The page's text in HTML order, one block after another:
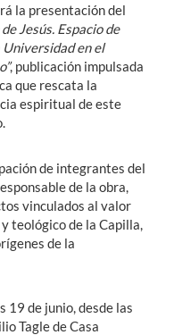
la presentación del
Jesús. Espacio de
en el
, publicación impulsada
que rescata la
espiritual de este
de integrantes del
de la obra,
vinculados al valor
teológico de la Capilla,
de la
19 de junio, desde las
Tagle de Casa